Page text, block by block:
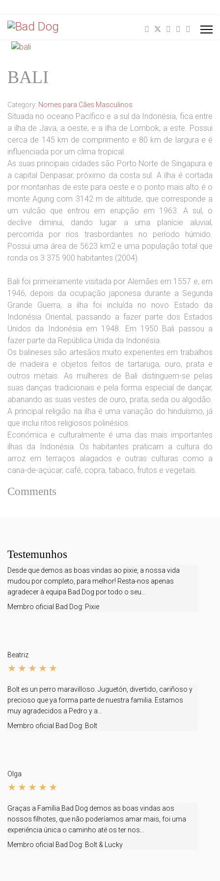
BALI
Category: Nomes para Cães Masculinos
Situada no oceano Pacífico e a sul da Indonésia, fica entre
a ilha de Java, a oeste, e a ilha de Lombok, a este. Possui
cerca de 145 km de comprimento e 80 km de largura e é
influenciada por um clima tropical.
As suas principais cidades são Porto Norte de Singapura e
a capital Denpasar, próximo da costa sul. A ilha é cortada
por montanhas de este para oeste e o ponto mais alto é o
monte Agung com 3142 m de altitude, que corresponde a
um vulcão que entrou em erupção em 1963. A sul, o
declive diminui, dando lugar a uma planície aluvial,
percorrida por rios trasbordantes no período húmido.
Possui uma área de 5623 km2 e uma população total que
ronda os 3 375 900 habitantes (2004).
Bali foi primeiramente visitada por Alemães em 1557 e, em
1946, depois da ocupação japonesa durante a Segunda
Grande Guerra, a ilha foi incluída no novo Estado da
Indonésia Oriental, passando a fazer parte dos Estados
Unidos da Indonésia em 1948. Em 1950 Bali passou a
fazer parte da República Unida da Indonésia.
Os balineses são artesãos muito experientes em trabalhos
de madeira e objetos feitos de tartaruga, ouro, prata e
outros metais. As mulheres de Bali distinguem-se pelas
suas danças tradicionais e pela forma especial de dançar,
abanando as suas vestes de ouro, prata, seda ou algodão.
A principal religião na ilha é uma variação do hinduísmo, já
que inclui ritos religiosos polinésios.
Económica e culturalmente é uma das mais importantes
ilhas da Indonésia. Os habitantes praticam a cultura do
arroz em terraços alagados e outras culturas como a
cana-de-açúcar, café, copra, tabaco, frutos e vegetais.
Comments
Testemunhos
Desde que demos as boas vindas ao pixie, a nossa vida
mudou por completo, para melhor! Resta-nos apenas
agradecer à equipa Bad Dog por todo o seu...
Membro oficial Bad Dog: Pixie
Beatriz
Bolt es un perro maravilloso. Juguetón, divertido, cariñoso y
precioso que ya forma parte de nuestra familia. Estamos
muy agradecidos a Pedro y a...
Membro oficial Bad Dog: Bolt
Olga
Graças a Família Bad Dog demos as boas vindas aos
nossos filhotes, que não poderíamos amar mais, foi uma
experiência única o caminho até os ter nos...
Membro oficial Bad Dog: Bolt & Lucky